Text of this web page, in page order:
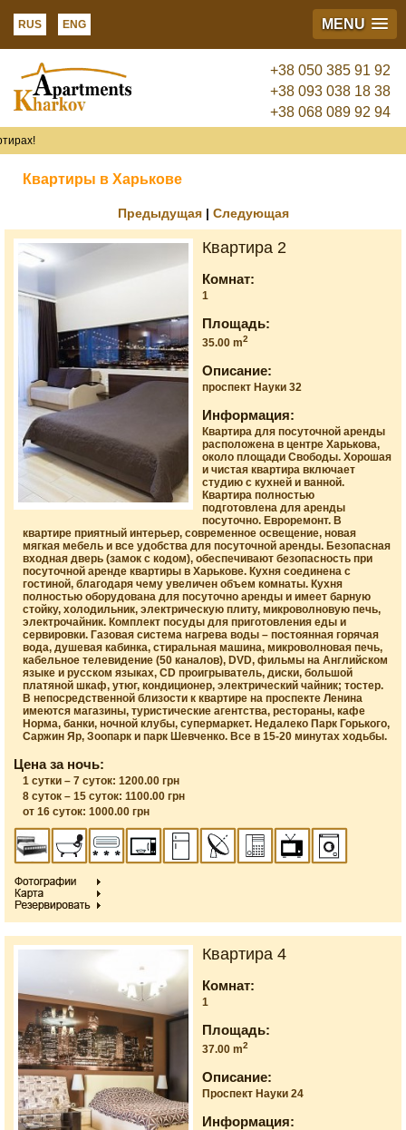
RUS ENG MENU
+38 050 385 91 92
+38 093 038 18 38
+38 068 089 92 94
Квартиры в Харькове
Предыдущая| Следующая
Квартира 2
Комнат:
1
Площадь:
35.00 m2
Описание:
проспект Науки 32
Информация:
Квартира для посуточной аренды
расположена в центре Харькова,
около площади Свободы. Хорошая
и чистая квартира включает
студию с кухней и ванной.
Квартира полностью
подготовлена для аренды
посуточно. Евроремонт. В
квартире приятный интерьер, современное освещение, новая
мягкая мебель и все удобства для посуточной аренды. Безопасная
входная дверь (замок с кодом), обеспечивают безопасность при
посуточной аренде квартиры в Харькове. Кухня соединена с
гостиной, благодаря чему увеличен объем комнаты. Кухня
полностью оборудована для посуточно аренды и имеет барную
стойку, холодильник, электрическую плиту, микроволновую печь,
электрочайник. Комплект посуды для приготовления еды и
сервировки. Газовая система нагрева воды – постоянная горячая
вода, душевая кабинка, стиральная машина, микроволновая печь,
кабельное телевидение (50 каналов), DVD, фильмы на Английском
языке и русском языках, CD проигрыватель, диски, большой
платяной шкаф, утюг, кондиционер, электрический чайник; тостер.
В непосредственной близости к квартире на проспекте Ленина
имеются магазины, туристические агентства, рестораны, кафе
Норма, банки, ночной клубы, супермаркет. Недалеко Парк Горького,
Саржин Яр, Зоопарк и парк Шевченко. Все в 15-20 минутах ходьбы.
Цена за ночь:
1 сутки – 7 суток: 1200.00 грн
8 суток – 15 суток: 1100.00 грн
от 16 суток: 1000.00 грн
Квартира 4
Комнат:
1
Площадь:
37.00 m2
Описание:
Проспект Науки 24
Информация: